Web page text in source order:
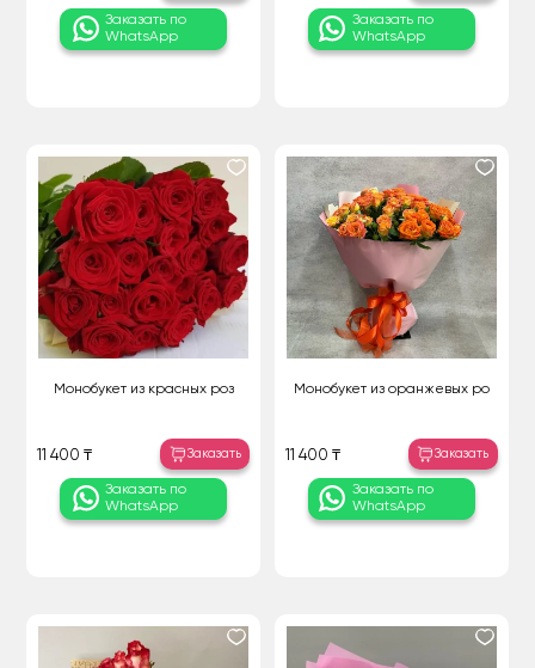
Заказать по
WhatsApp
Заказать по
WhatsApp
Монобукет из красных роз
11 400 ₸ Заказать
Заказать по
WhatsApp
Монобукет из оранжевых ро
11 400 ₸ Заказать
Заказать по
WhatsApp